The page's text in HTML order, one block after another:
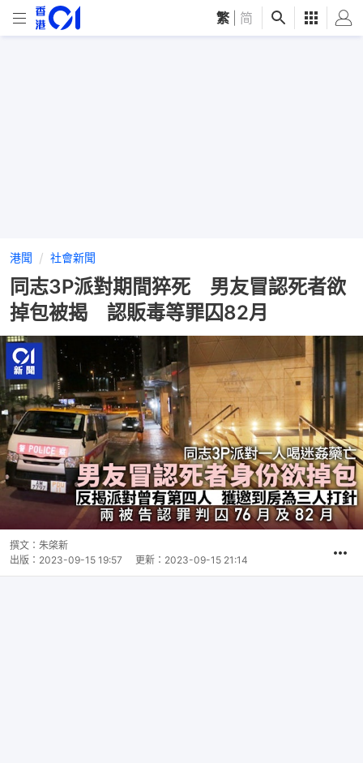
繁 简
港聞 社會新聞
同志3P派對期間猝死 男友冒認死者欲
掉包被揭 認販毒等罪囚82月
撰文： 朱棨新
出版： 2023-09-15 19:57 更新： 2023-09-15 21:14